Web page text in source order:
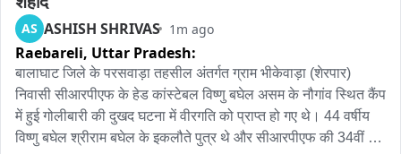
AS ASHISH SHRIVAS 1m ago
Raebareli, Uttar Pradesh:
बालाघाट जिले के परसवाड़ा तहसील अंतर्गत ग्राम भीकेवाड़ा (शेरपार)
निवासी सीआरपीएफ के हेड कांस्टेबल विष्णु बघेल असम के नौगांव स्थित कैंप
में हुई गोलीबारी की दुखद घटना में वीरगति को प्राप्त हो गए थे। 44 वर्षीय
विष्णु बघेल श्रीराम बघेल के इकलौते पुत्र थे और सीआरपीएफ की 34वीं